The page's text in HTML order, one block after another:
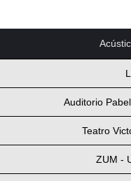
Auditorio
Teatro
ZUM -